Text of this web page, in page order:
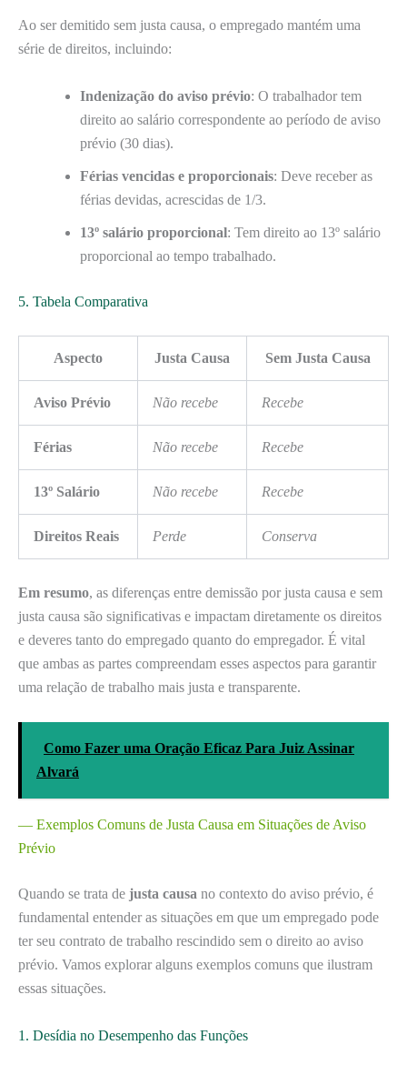
Ao ser demitido sem justa causa, o empregado mantém uma
série de direitos, incluindo:
Indenização do aviso prévio: O trabalhador tem
direito ao salário correspondente ao período de aviso
prévio (30 dias).
Férias vencidas e proporcionais: Deve receber as
férias devidas, acrescidas de 1/3.
13º salário proporcional: Tem direito ao 13º salário
proporcional ao tempo trabalhado.
5. Tabela Comparativa
Aspecto Justa Causa Sem Justa Causa
Aviso Prévio Não recebe Recebe
Férias Não recebe Recebe
13º Salário Não recebe Recebe
Direitos Reais Perde Conserva
Em resumo, as diferenças entre demissão por justa causa e sem
justa causa são significativas e impactam diretamente os direitos
e deveres tanto do empregado quanto do empregador. É vital
que ambas as partes compreendam esses aspectos para garantir
uma relação de trabalho mais justa e transparente.
Como Fazer uma Oração Eficaz Para Juiz Assinar
Alvará
— Exemplos Comuns de Justa Causa em Situações de Aviso
Prévio
Quando se trata de justa causa no contexto do aviso prévio, é
fundamental entender as situações em que um empregado pode
ter seu contrato de trabalho rescindido sem o direito ao aviso
prévio. Vamos explorar alguns exemplos comuns que ilustram
essas situações.
1. Desídia no Desempenho das Funções